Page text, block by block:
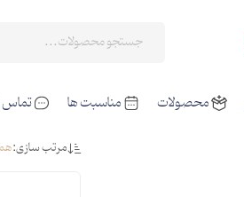
محصولات مناسبت ها تماس
مرتب سازی: